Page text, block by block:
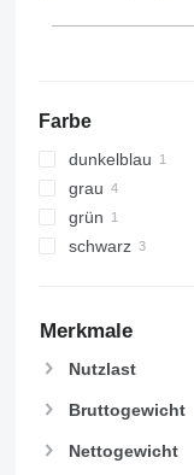
Farbe
dunkelblau
grau
grün
schwarz
Merkmale
Nutzlast
Bruttogewicht
Nettogewicht